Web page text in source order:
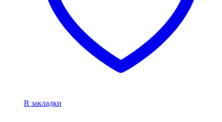
В закладки